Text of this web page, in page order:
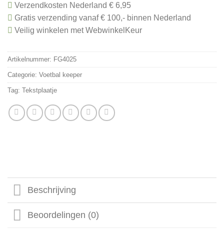
Verzendkosten Nederland € 6,95
Gratis verzending vanaf € 100,- binnen Nederland
Veilig winkelen met WebwinkelKeur
Artikelnummer: FG4025
Categorie: Voetbal keeper
Tag: Tekstplaatje
Beschrijving
Beoordelingen (0)